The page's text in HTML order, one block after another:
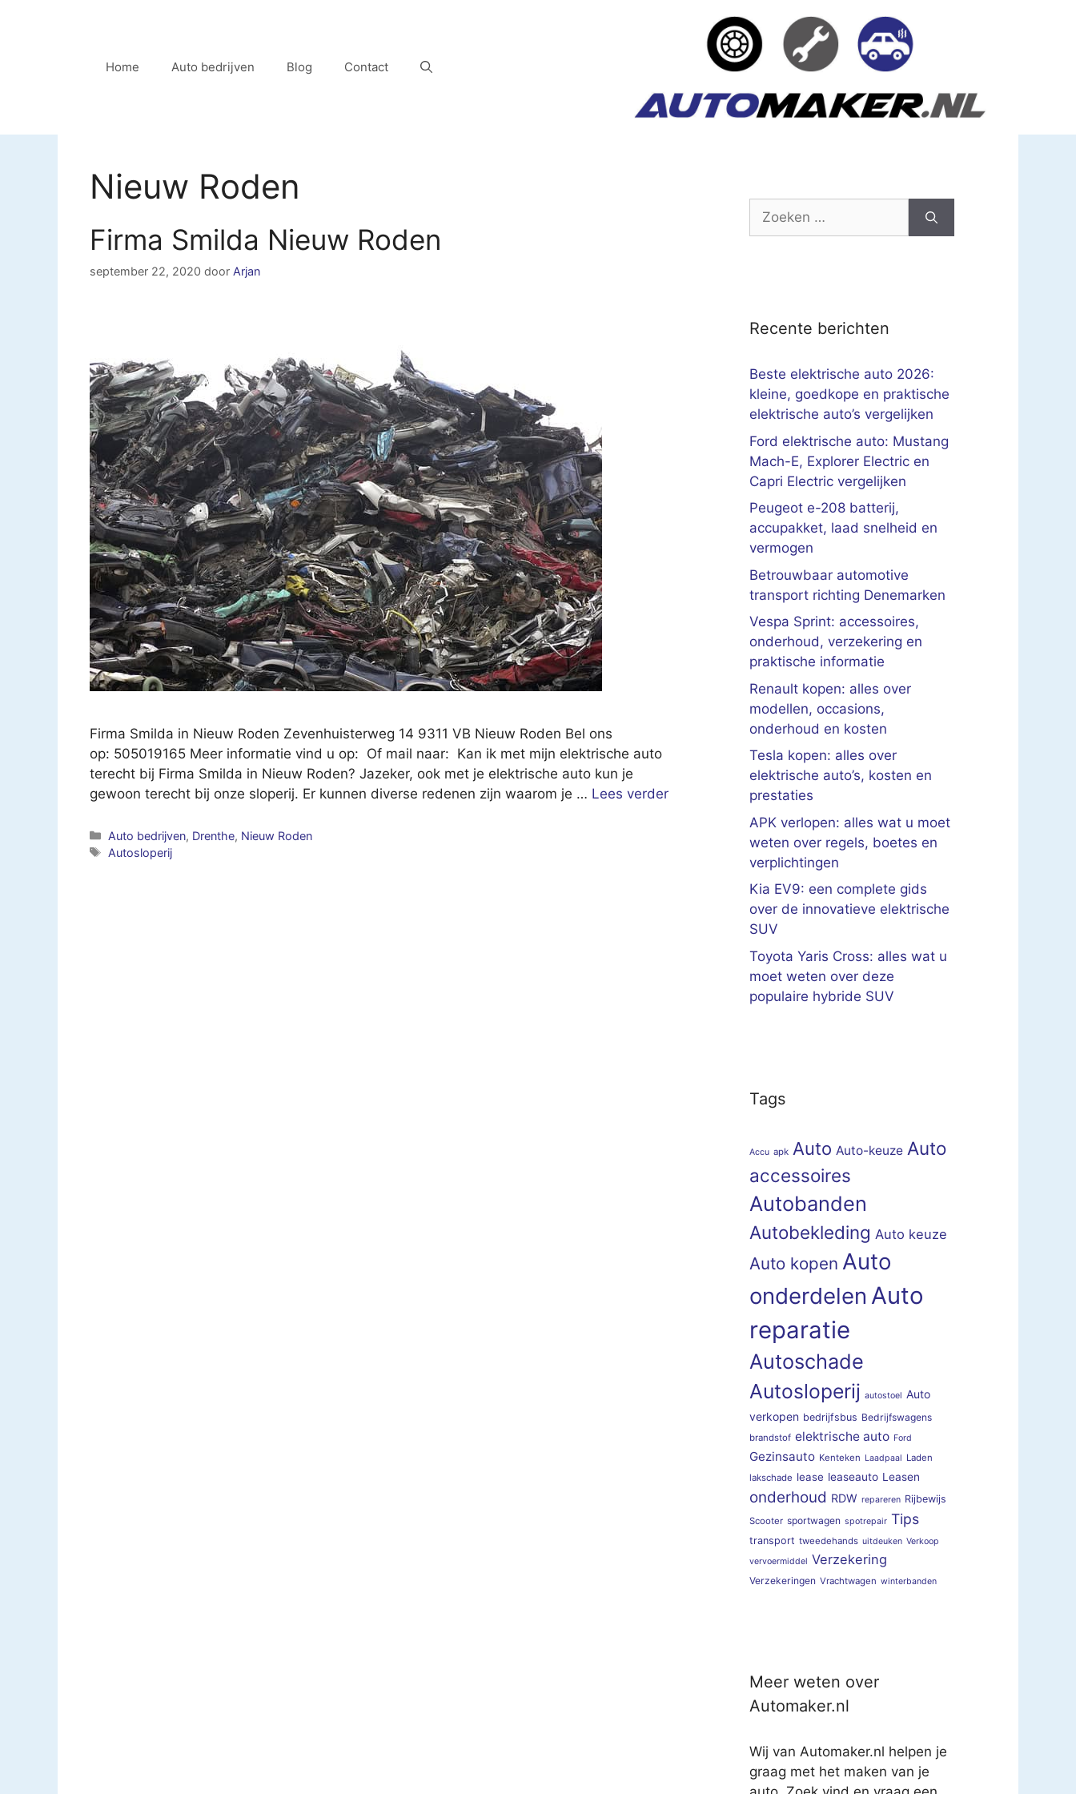
Home Auto bedrijven Blog Contact
Nieuw Roden
Firma Smilda Nieuw Roden
september 22, 2020 door Arjan
Firma Smilda in Nieuw Roden Zevenhuisterweg 14 9311 VB Nieuw Roden Bel ons
op: 505019165 Meer informatie vind u op: Of mail naar: Kan ik met mijn elektrische auto
terecht bij Firma Smilda in Nieuw Roden? Jazeker, ook met je elektrische auto kun je
gewoon terecht bij onze sloperij. Er kunnen diverse redenen zijn waarom je … Lees verder
Categorieën
Auto bedrijven, Drenthe, Nieuw Roden
Tags
Autosloperij
Zoek
Recente berichten
Beste elektrische auto 2026:
kleine, goedkope en praktische
elektrische auto’s vergelijken
Ford elektrische auto: Mustang
Mach-E, Explorer Electric en
Capri Electric vergelijken
Peugeot e-208 batterij,
accupakket, laad snelheid en
vermogen
Betrouwbaar automotive
transport richting Denemarken
Vespa Sprint: accessoires,
onderhoud, verzekering en
praktische informatie
Renault kopen: alles over
modellen, occasions,
onderhoud en kosten
Tesla kopen: alles over
elektrische auto’s, kosten en
prestaties
APK verlopen: alles wat u moet
weten over regels, boetes en
verplichtingen
Kia EV9: een complete gids
over de innovatieve elektrische
SUV
Toyota Yaris Cross: alles wat u
moet weten over deze
populaire hybride SUV
Tags
Accu apk Auto Auto-keuze Auto
accessoires
Autobanden
Autobekleding Auto keuze
Auto kopen Auto
onderdelen Auto
reparatie
Autoschade
Autosloperij autostoel Auto
verkopen bedrijfsbus Bedrijfswagens
brandstof elektrische auto Ford
Gezinsauto Kenteken Laadpaal Laden
lakschade lease leaseauto Leasen
onderhoud RDW repareren Rijbewijs
Scooter sportwagen spotrepair Tips
transport tweedehands uitdeuken Verkoop
vervoermiddel Verzekering
Verzekeringen Vrachtwagen winterbanden
Meer weten over
Automaker.nl
Wij van Automaker.nl helpen je
graag met het maken van je